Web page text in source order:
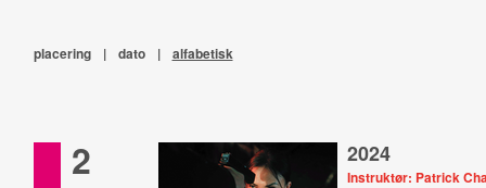
placering | dato | alfabetisk
2 2024
Instruktør: Patrick